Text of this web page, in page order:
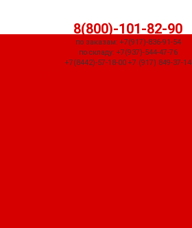
8(800)-101-82-90
по заказам: +7(917)-836-91-54
по складу: +7(937)-544-47-76
+7(8442)-57-18-00 +7 (917) 849-37-14